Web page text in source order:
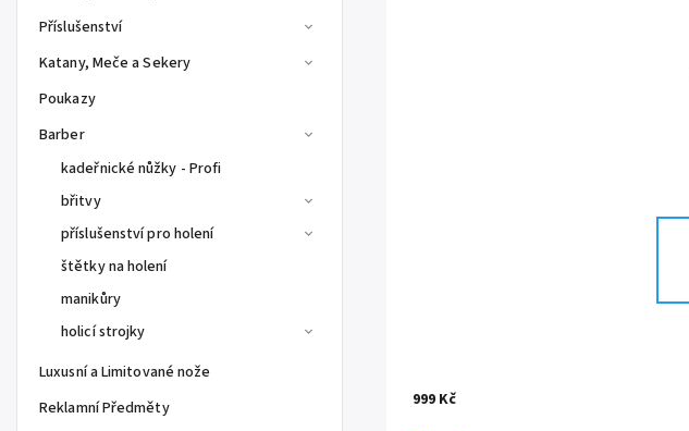
Příslušenství
Katany, Meče a Sekery
Poukazy
Barber
kadeřnické nůžky - Profi
břitvy
příslušenství pro holení
štětky na holení
manikůry
holicí strojky
Luxusní a Limitované nože
Reklamní Předměty
999 Kč